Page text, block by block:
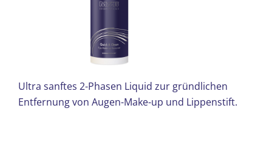
Ultra sanftes 2-Phasen Liquid zur gründlichen
Entfernung von Augen-Make-up und Lippenstift.